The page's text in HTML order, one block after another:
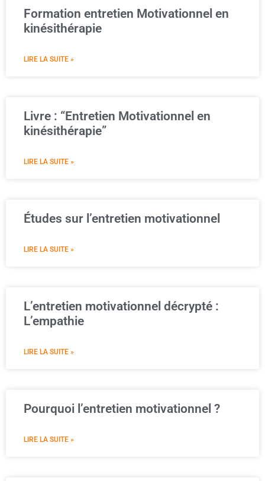
Formation entretien Motivationnel en
kinésithérapie
LIRE LA SUITE »
Livre : “Entretien Motivationnel en
kinésithérapie”
LIRE LA SUITE »
Études sur l’entretien motivationnel
LIRE LA SUITE »
L’entretien motivationnel décrypté :
L’empathie
LIRE LA SUITE »
Pourquoi l’entretien motivationnel ?
LIRE LA SUITE »